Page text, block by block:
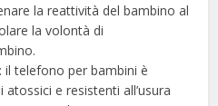
la reattività del bambino al
la volontà di
il telefono per bambini è
e resistenti all’usura